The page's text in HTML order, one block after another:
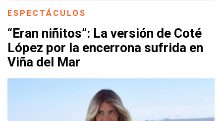
ESPECTÁCULOS
“Eran niñitos”: La versión de Coté
López por la encerrona sufrida en
Viña del Mar